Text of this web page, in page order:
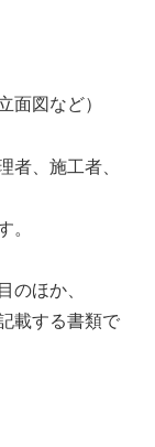
面図など）
者、施工者、
。
のほか、
載する書類で